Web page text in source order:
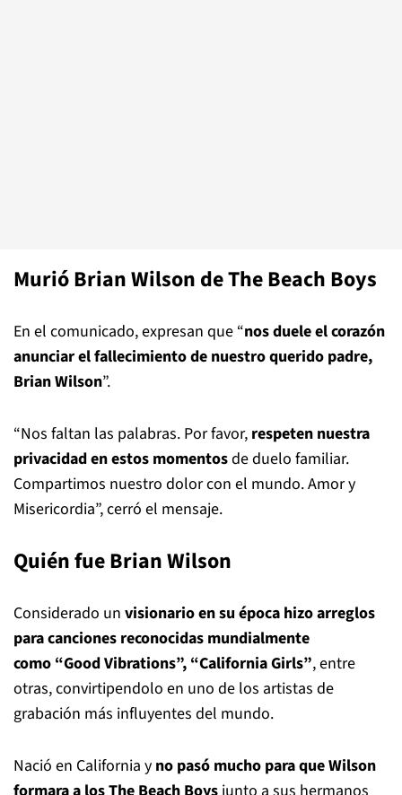
Murió Brian Wilson de The Beach Boys
En el comunicado, expresan que “nos duele el corazón
anunciar el fallecimiento de nuestro querido padre,
Brian Wilson”.
“Nos faltan las palabras. Por favor, respeten nuestra
privacidad en estos momentosde duelo familiar.
Compartimos nuestro dolor con el mundo. Amor y
Misericordia”, cerró el mensaje.
Quién fue Brian Wilson
Considerado un visionario en su época hizo arreglos
para canciones reconocidas mundialmente
como “Good Vibrations”, “California Girls”, entre
otras, convirtipendolo en uno de los artistas de
grabación más influyentes del mundo.
Nació en California y no pasó mucho para que Wilson